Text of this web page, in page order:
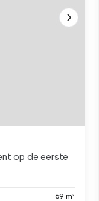
op de eerste
69 m²